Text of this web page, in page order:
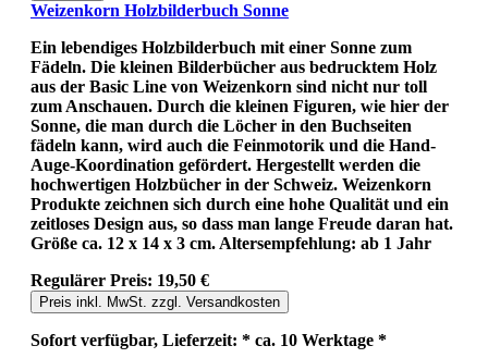
Weizenkorn Holzbilderbuch Sonne
Ein lebendiges Holzbilderbuch mit einer Sonne zum
Fädeln. Die kleinen Bilderbücher aus bedrucktem Holz
aus der Basic Line von Weizenkorn sind nicht nur toll
zum Anschauen. Durch die kleinen Figuren, wie hier der
Sonne, die man durch die Löcher in den Buchseiten
fädeln kann, wird auch die Feinmotorik und die Hand-
Auge-Koordination gefördert. Hergestellt werden die
hochwertigen Holzbücher in der Schweiz. Weizenkorn
Produkte zeichnen sich durch eine hohe Qualität und ein
zeitloses Design aus, so dass man lange Freude daran hat.
Größe ca. 12 x 14 x 3 cm. Altersempfehlung: ab 1 Jahr
Regulärer Preis: 19,50 €
Preis inkl. MwSt. zzgl. Versandkosten
Sofort verfügbar, Lieferzeit: * ca. 10 Werktage *